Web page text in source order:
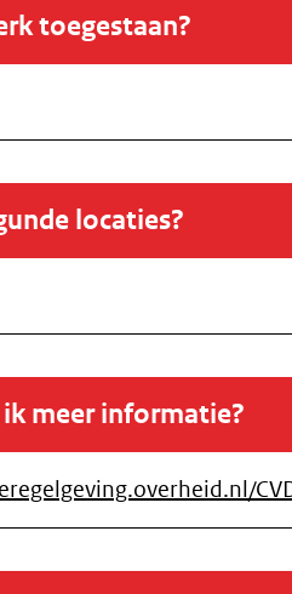
toegestaan?
locaties?
meer informatie?